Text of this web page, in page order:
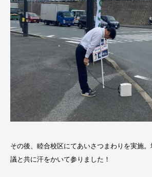
その後、睦合校区にてあいさつまわりを実施
議と共に汗をかいて参りました！